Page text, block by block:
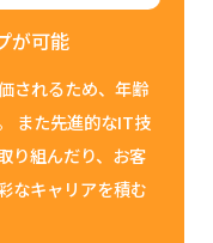
が可能
されるため、年齢
また先進的なIT技
り組んだり、お客
なキャリアを積む